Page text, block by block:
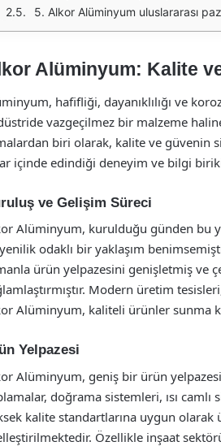
5. Alkor Alüminyum uluslararası
Alüminyum: Kalite
hafifliği, dayanıklılığı ve
vazgeçilmez bir malzeme
biri olarak, kalite ve güvenin
içinde edindiği deneyim ve bilgi
ve Gelişim Süreci
Alüminyum, kurulduğu günden bu
odaklı bir yaklaşım
ürün yelpazesini genişletmiş ve
Modern üretim
Alüminyum, kaliteli ürünler sunma
Yelpazesi
Alüminyum, geniş bir ürün
doğrama sistemleri, ısı
kalite standartlarına uygun
Özellikle inşaat